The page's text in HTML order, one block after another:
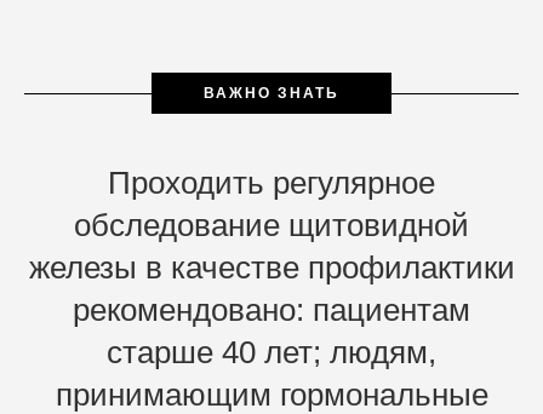
ВАЖНО ЗНАТЬ
Проходить регулярное
обследование щитовидной
железы в качестве профилактики
рекомендовано: пациентам
старше 40 лет; людям,
принимающим гормональные